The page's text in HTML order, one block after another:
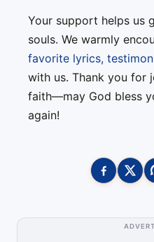
Your support helps us
souls. We warmly
favorite lyrics,
with us. Thank you for
faith—may God bless
again!